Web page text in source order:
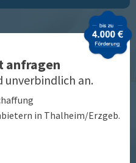
anfragen
unverbindlich an.
in Thalheim/Erzgeb.